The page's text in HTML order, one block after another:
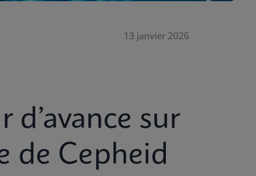
13 janvier 2026
sur
de Cepheid